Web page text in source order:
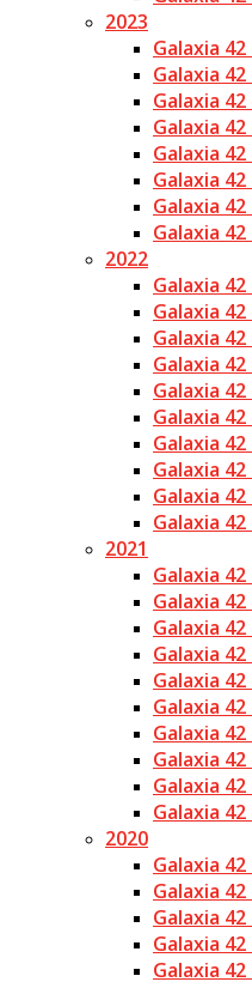
2023
Galaxia
Galaxia 42
Galaxia
Galaxia
Galaxia
Galaxia
Galaxia
Galaxia
2022
Galaxia
Galaxia
Galaxia 42
Galaxia
Galaxia
Galaxia
Galaxia
Galaxia
Galaxia
Galaxia
2021
Galaxia
Galaxia
Galaxia
Galaxia
Galaxia
Galaxia
Galaxia
Galaxia
Galaxia
Galaxia
2020
Galaxia
Galaxia
Galaxia
Galaxia
Galaxia